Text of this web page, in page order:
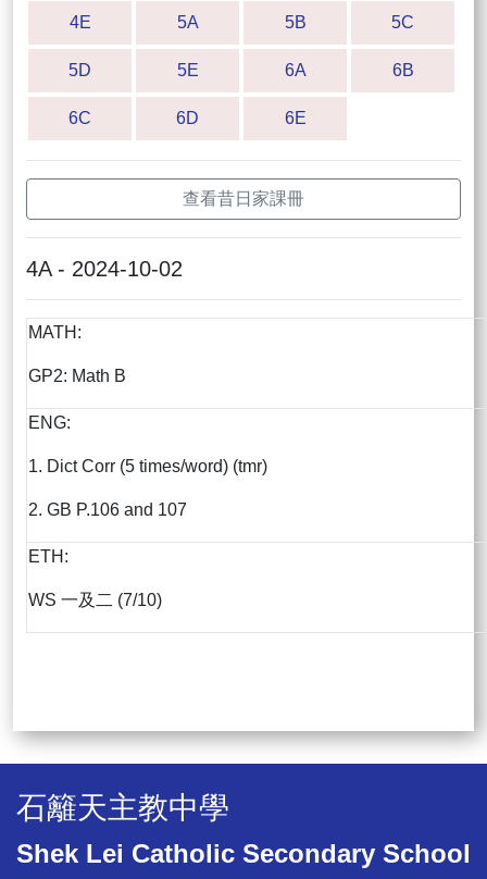
4E 5A 5B 5C
5D 5E 6A 6B
6C 6D 6E
查看昔日家課冊
4A - 2024-10-02
MATH:
GP2: Math B
ENG:
1. Dict Corr (5 times/word) (tmr)
2. GB P.106 and 107
ETH:
WS 一及二 (7/10)
石籬天主教中學
Shek Lei Catholic Secondary School